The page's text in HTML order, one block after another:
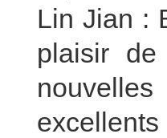
Lin Jian :
plaisir